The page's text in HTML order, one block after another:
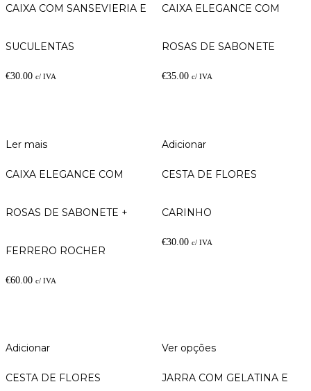
CAIXA COM SANSEVIERIA E
SUCULENTAS
€30.00 c/ IVA
CAIXA ELEGANCE COM
ROSAS DE SABONETE
€35.00 c/ IVA
Ler mais
CAIXA ELEGANCE COM
ROSAS DE SABONETE +
FERRERO ROCHER
€60.00 c/ IVA
Adicionar
CESTA DE FLORES
CARINHO
€30.00 c/ IVA
Adicionar
CESTA DE FLORES
Ver opções
JARRA COM GELATINA E